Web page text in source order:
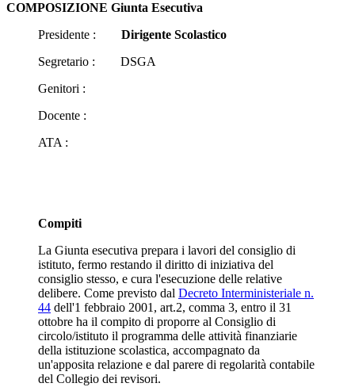
COMPOSIZIONE Giunta Esecutiva
Presidente : Dirigente Scolastico
Segretario :
DSGA
Genitori :
Docente :
ATA :
Compiti
La Giunta esecutiva prepara i lavori del consiglio di
istituto, fermo restando il diritto di iniziativa del
consiglio stesso, e cura l'esecuzione delle relative
delibere. Come previsto dal Decreto Interministeriale n.
44 dell'1 febbraio 2001, art.2, comma 3, entro il 31
ottobre ha il compito di proporre al Consiglio di
circolo/istituto il programma delle attività finanziarie
della istituzione scolastica, accompagnato da
un'apposita relazione e dal parere di regolarità contabile
del Collegio dei revisori.